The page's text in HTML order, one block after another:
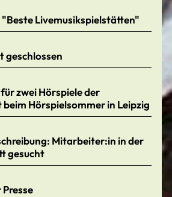
"Beste Livemusikspielstätten"
geschlossen
zwei Hörspiele der
Hörspielsommer in Leipzig
Mitarbeiter:in in der
gesucht